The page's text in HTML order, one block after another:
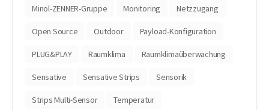
Minol-ZENNER-Gruppe Monitoring Netzzugang
Open Source Outdoor Payload-Konfiguration
PLUG&PLAY Raumklima Raumklimaüberwachung
Sensative Sensative Strips Sensorik
Strips Multi-Sensor Temperatur